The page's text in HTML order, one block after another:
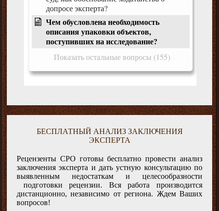
допросе эксперта?
Чем обусловлена необходимость
описания упаковки объектов,
поступивших на исследование?
Показать остальные вопросы (155)
БЕСПЛАТНЫЙ АНАЛИЗ ЗАКЛЮЧЕНИЯ
ЭКСПЕРТА
Рецензенты СРО готовы бесплатно провести анализ
заключения эксперта и дать устную консультацию по
выявленным недостаткам и целесообразности
подготовки рецензии. Вся работа производится
дистанционно, независимо от региона. Ждем Ваших
вопросов!